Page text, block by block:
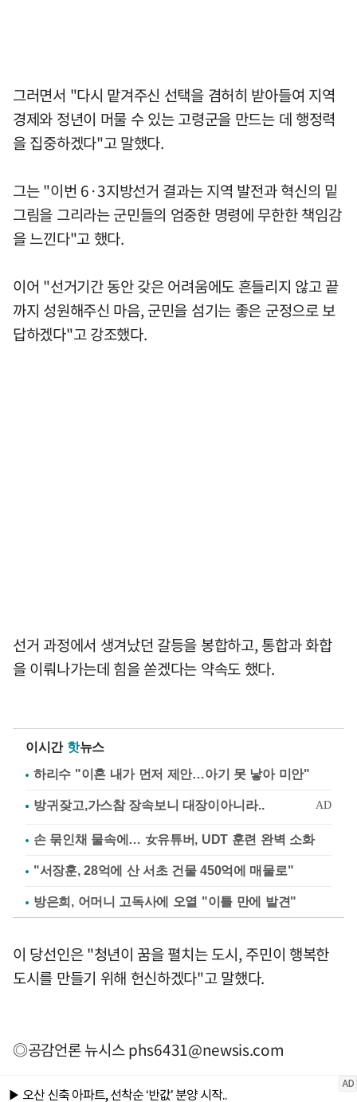
그러면서 "다시 맡겨주신 선택을 겸허히 받아들여 지역
경제와 정년이 머물 수 있는 고령군을 만드는 데 행정력
을 집중하겠다"고 말했다.
그는 "이번 6·3지방선거 결과는 지역 발전과 혁신의 밑
그림을 그리라는 군민들의 엄중한 명령에 무한한 책임감
을 느낀다"고 했다.
이어 "선거기간 동안 갖은 어려움에도 흔들리지 않고 끝
까지 성원해주신 마음, 군민을 섬기는 좋은 군정으로 보
답하겠다"고 강조했다.
선거 과정에서 생겨났던 갈등을 봉합하고, 통합과 화합
을 이뤄나가는데 힘을 쏟겠다는 약속도 했다.
이시간 핫뉴스
하리수 "이혼 내가 먼저 제안…아기 못 낳아 미안"
손 묶인채 물속에… 女유튜버, UDT 훈련 완벽 소화
"서장훈, 28억에 산 서초 건물 450억에 매물로"
방은희, 어머니 고독사에 오열 "이틀 만에 발견"
이 당선인은 "청년이 꿈을 펼치는 도시, 주민이 행복한
도시를 만들기 위해 헌신하겠다"고 말했다.
◎공감언론 뉴시스phs6431@newsis.com